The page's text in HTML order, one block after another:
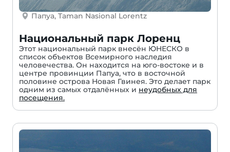
Папуа, Taman Nasional Lorentz
Национальный парк Лоренц
Этот национальный парк внесён ЮНЕСКО в
список объектов Всемирного наследия
человечества. Он находится на юго-востоке и в
центре провинции Папуа, что в восточной
половине острова Новая Гвинея. Это делает парк
одним из самых отдалённых и неудобных для
посещения.